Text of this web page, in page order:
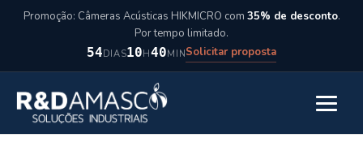
Pular para o conteúdo
Promoção: Câmeras Acústicas HIKMICRO com 35% de desconto.
Por tempo limitado.
54DIAS10H40MINSolicitar proposta
Abrir